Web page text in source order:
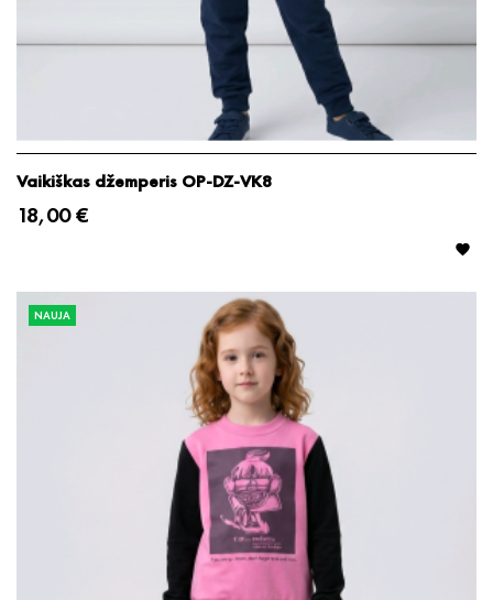
Vaikiškas džemperis OP-DZ-VK8
18,00 €

NAUJA